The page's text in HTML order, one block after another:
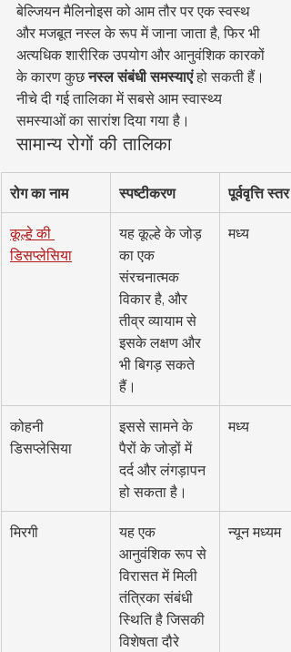
बेल्जियन मैलिनोइस को आम तौर पर एक स्वस्थ
और मजबूत नस्ल के रूप में जाना जाता है, फिर भी
अत्यधिक शारीरिक उपयोग और आनुवंशिक कारकों
के कारण कुछ नस्ल संबंधी समस्याएं हो सकती हैं।
नीचे दी गई तालिका में सबसे आम स्वास्थ्य
समस्याओं का सारांश दिया गया है।
सामान्य रोगों की तालिका
रोग का नाम स्पष्टीकरण पूर्ववृत्ति स्तर
कूल्हे की
डिसप्लेसिया
यह कूल्हे के जोड़
का एक
संरचनात्मक
विकार है, और
तीव्र व्यायाम से
इसके लक्षण और
भी बिगड़ सकते
हैं।
मध्य
कोहनी
डिसप्लेसिया
इससे सामने के
पैरों के जोड़ों में
दर्द और लंगड़ापन
हो सकता है।
मध्य
मिरगी
यह एक
आनुवंशिक रूप से
विरासत में मिली
तंत्रिका संबंधी
स्थिति है जिसकी
विशेषता दौरे
न्यून मध्यम